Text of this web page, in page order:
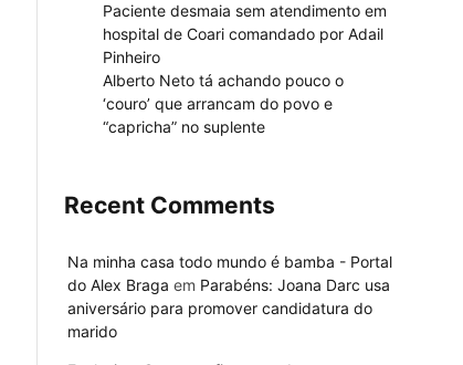
Paciente desmaia sem atendimento em
hospital de Coari comandado por Adail
Pinheiro
Alberto Neto tá achando pouco o
‘couro’ que arrancam do povo e
“capricha” no suplente
Recent Comments
Na minha casa todo mundo é bamba - Portal
do Alex Braga em Parabéns: Joana Darc usa
aniversário para promover candidatura do
marido